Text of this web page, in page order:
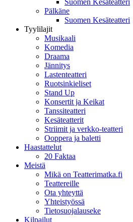
Suomen Kesäteatteri
Pälkäne
Suomen Kesäteatteri
Tyylilajit
Musikaali
Komedia
Draama
Jännitys
Lastenteatteri
Ruotsinkieliset
Stand Up
Konsertit ja Keikat
Tanssiteatteri
Kesäteatterit
Striimit ja verkko-teatteri
Ooppera ja baletti
Haastattelut
20 Faktaa
Meistä
Mikä on Teatterimatka.fi
Teattereille
Ota yhteyttä
Yhteistyössä
Tietosuojalauseke
Kilpailut